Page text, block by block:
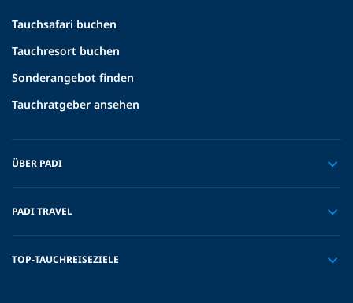
Tauchsafari buchen
Tauchresort buchen
Sonderangebot finden
Tauchratgeber ansehen
ÜBER PADI
PADI TRAVEL
TOP-TAUCHREISEZIELE